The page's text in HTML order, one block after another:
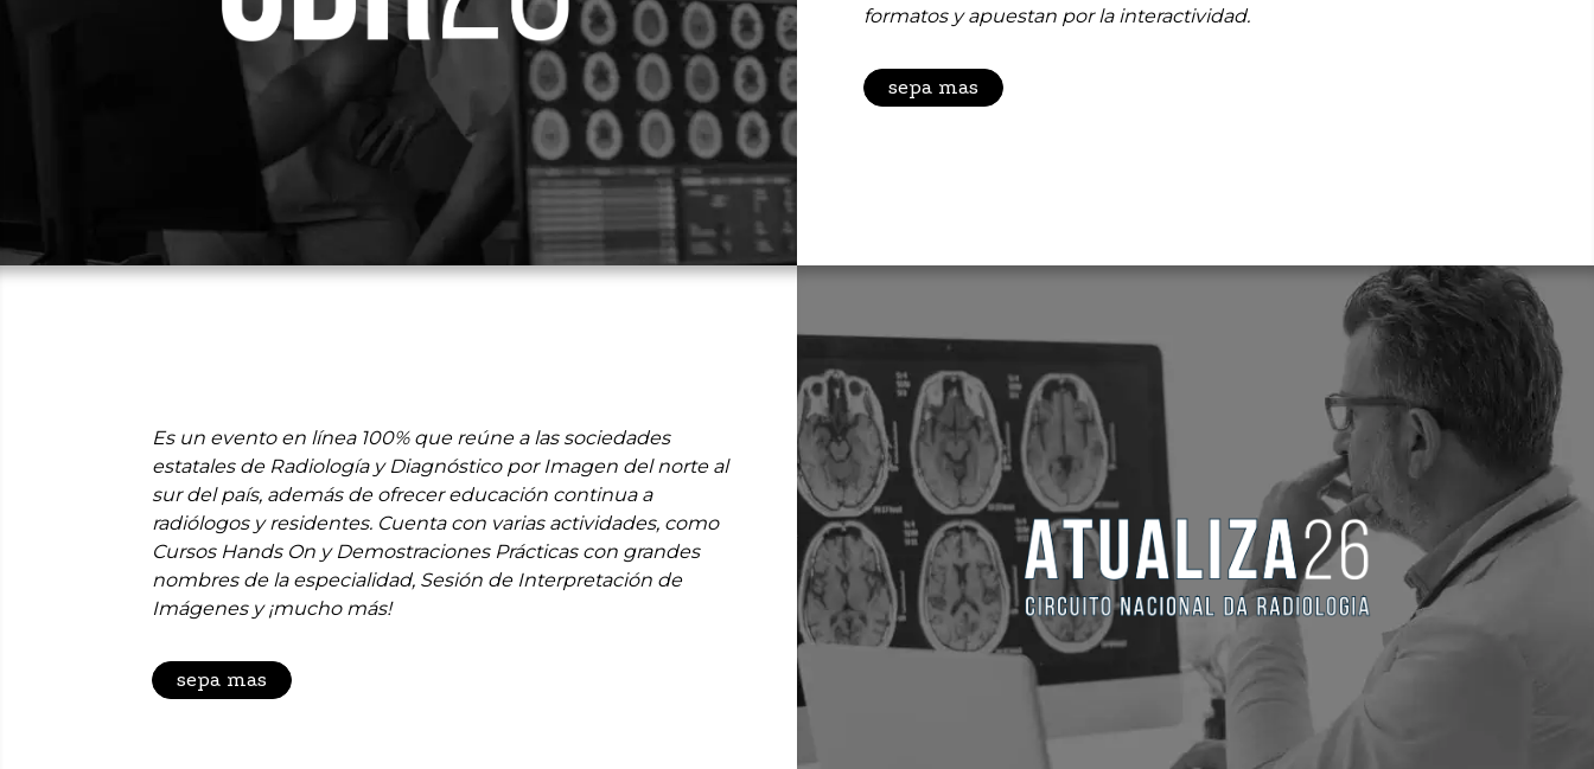
formatos y apuestan por la interactividad.
sepa mas
Es un evento en línea 100% que reúne a las sociedades
estatales de Radiología y Diagnóstico por Imagen del norte al
sur del país, además de ofrecer educación continua a
radiólogos y residentes. Cuenta con varias actividades, como
Cursos Hands On y Demostraciones Prácticas con grandes
nombres de la especialidad, Sesión de Interpretación de
Imágenes y ¡mucho más!
sepa mas